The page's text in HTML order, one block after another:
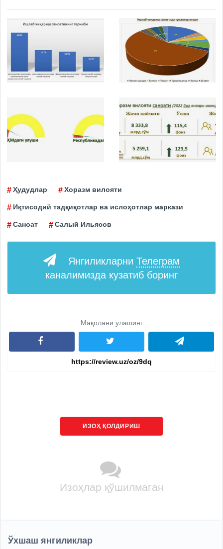
Ҳудудлар Хоразм вилояти
Иқтисодий тадқиқотлар ва ислоҳотлар маркази
Саноат Салый Ильясов
Янгиликларни Телеграм
каналимизда кузатиб боринг
Мақолани улашинг
ИЗОҲ ҚОЛДИРИШ
Изоҳлар қўшилмаган
Ўхшаш янгиликлар